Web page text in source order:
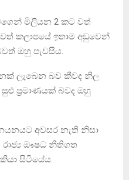
මිලියන 2 කට වත්
කලාපයේ ඉතාම අඩුවෙන්
ඔහු පැවසීය.
ලැබෙන බව කීවද නිල
ප්‍රමාණයක් බවද ඔහු
අවසර නැති නිසා
ඖෂධ නීතිගත
සිටියේය.